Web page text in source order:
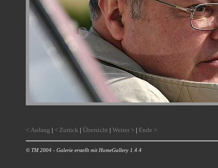
< Anfang | < Zurück | Übersicht |Weiter > | Ende >
© TM 2004 - Galerie erstellt mit HomeGallery 1.4.4